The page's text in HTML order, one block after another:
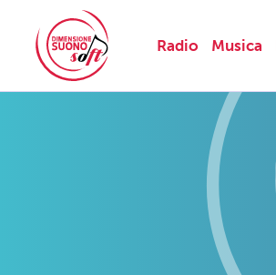
Radio Musica